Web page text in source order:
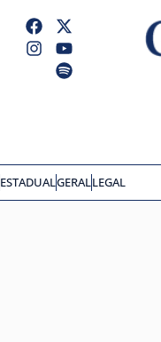
ESTADUALGERALLEGAL